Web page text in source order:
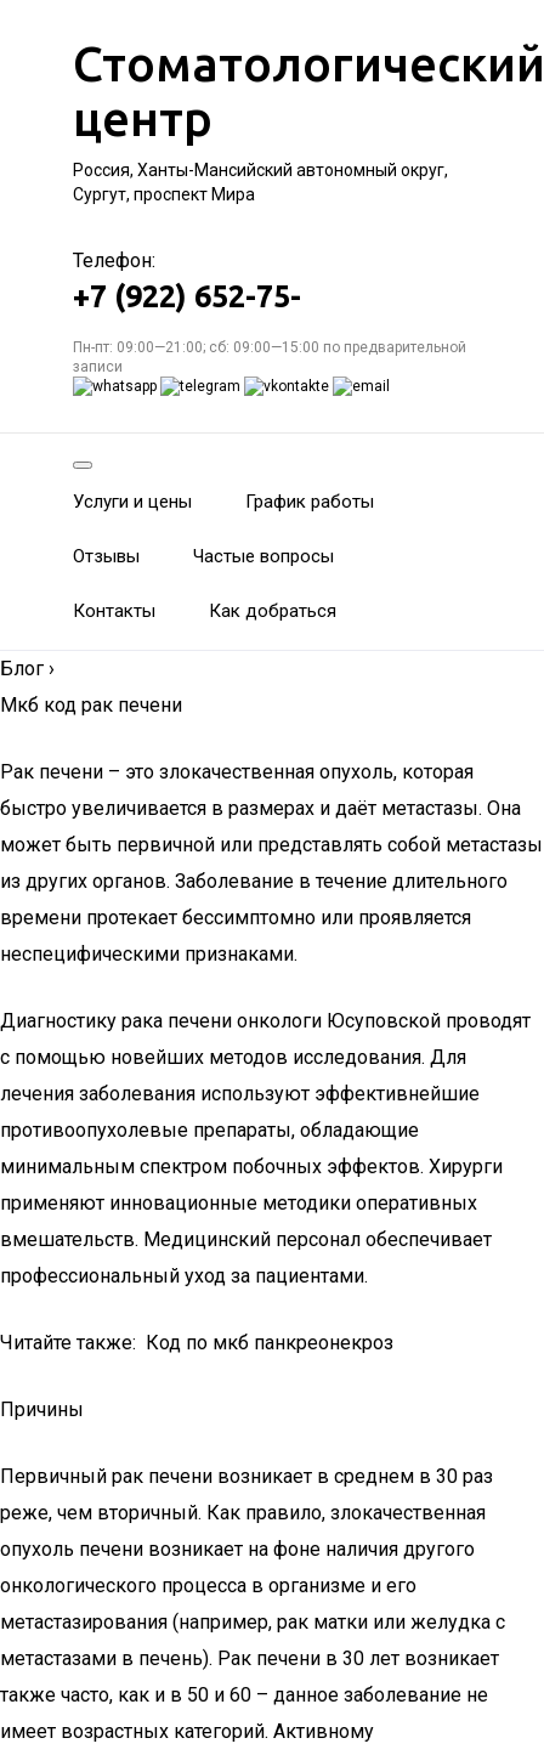
Стоматологический
центр
Россия, Ханты-Мансийский автономный округ,
Сургут, проспект Мира
Телефон:
+7 (922) 652-75-
Пн-пт: 09:00—21:00; сб: 09:00—15:00 по предварительной
записи
Услуги и цены График работы
Отзывы Частые вопросы
Контакты Как добраться
Блог ›
Мкб код рак печени
Рак печени – это злокачественная опухоль, которая
быстро увеличивается в размерах и даёт метастазы. Она
может быть первичной или представлять собой метастазы
из других органов. Заболевание в течение длительного
времени протекает бессимптомно или проявляется
неспецифическими признаками.
Диагностику рака печени онкологи Юсуповской проводят
с помощью новейших методов исследования. Для
лечения заболевания используют эффективнейшие
противоопухолевые препараты, обладающие
минимальным спектром побочных эффектов. Хирурги
применяют инновационные методики оперативных
вмешательств. Медицинский персонал обеспечивает
профессиональный уход за пациентами.
Читайте также: Код по мкб панкреонекроз
Причины
Первичный рак печени возникает в среднем в 30 раз
реже, чем вторичный. Как правило, злокачественная
опухоль печени возникает на фоне наличия другого
онкологического процесса в организме и его
метастазирования (например, рак матки или желудка с
метастазами в печень). Рак печени в 30 лет возникает
также часто, как и в 50 и 60 – данное заболевание не
имеет возрастных категорий. Активному